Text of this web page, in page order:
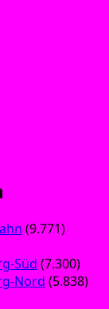
(9.771)
Süd (7.300)
Nord (5.838)